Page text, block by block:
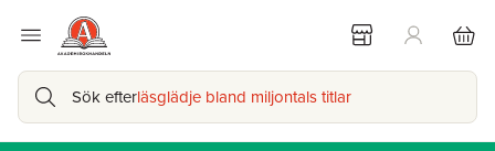
Sök efterläsglädje bland miljontals titlar